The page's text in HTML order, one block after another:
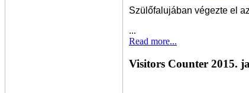
Szülőfalujában végezte el
...
Read more...
Visitors Counter 2015.